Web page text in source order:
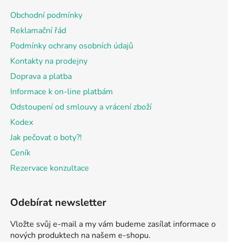
Obchodní podmínky
Reklamační řád
Podmínky ochrany osobních údajů
Kontakty na prodejny
Doprava a platba
Informace k on-line platbám
Odstoupení od smlouvy a vrácení zboží
Kodex
Jak pečovat o boty?!
Ceník
Rezervace konzultace
Odebírat newsletter
Vložte svůj e-mail a my vám budeme zasílat informace o
nových produktech na našem e-shopu.